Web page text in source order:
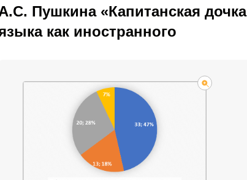
Пушкина «Капитанская
как иностранного